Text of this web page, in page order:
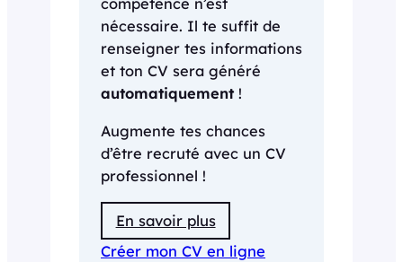
compétence n’est
nécessaire. Il te suffit de
renseigner tes informations
et ton CV sera généré
automatiquement!
Augmente tes chances
d’être recruté avec un CV
professionnel !
En savoir plus
Créer mon CV en ligne